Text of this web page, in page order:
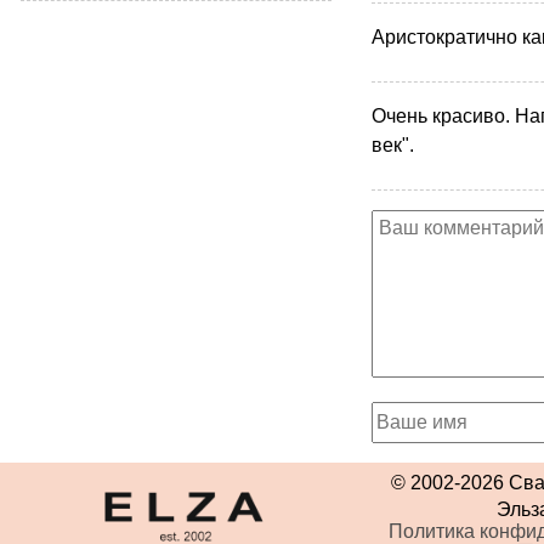
Аристократично
Очень красиво.
век".
© 2002-2026
Политика